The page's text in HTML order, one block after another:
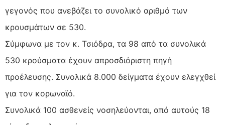
γεγονός που ανεβάζει το συνολικό αριθμό των
κρουσμάτων σε 530.
Σύμφωνα με τον κ. Τσιόδρα, τα 98 από τα συνολικά
530 κρούσματα έχουν απροσδιόριστη πηγή
προέλευσης. Συνολικά 8.000 δείγματα έχουν ελεγχθεί
για τον κορωναϊό.
Συνολικά 100 ασθενείς νοσηλεύονται, από αυτούς 18